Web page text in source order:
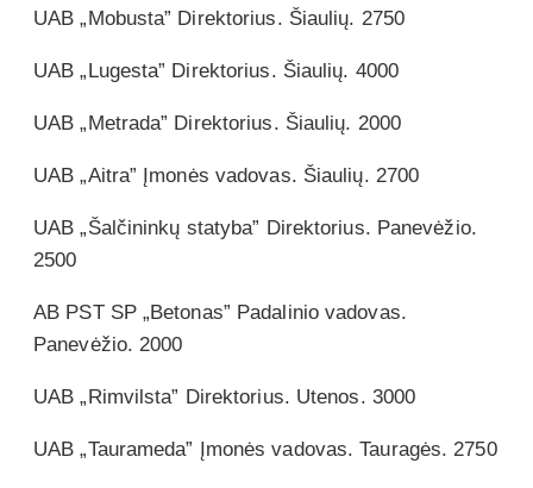
UAB „Mobusta” Direktorius. Šiaulių. 2750
UAB „Lugesta” Direktorius. Šiaulių. 4000
UAB „Metrada” Direktorius. Šiaulių. 2000
UAB „Aitra” Įmonės vadovas. Šiaulių. 2700
UAB „Šalčininkų statyba” Direktorius. Panevėžio.
2500
AB PST SP „Betonas” Padalinio vadovas.
Panevėžio. 2000
UAB „Rimvilsta” Direktorius. Utenos. 3000
UAB „Taurameda” Įmonės vadovas. Tauragės. 2750